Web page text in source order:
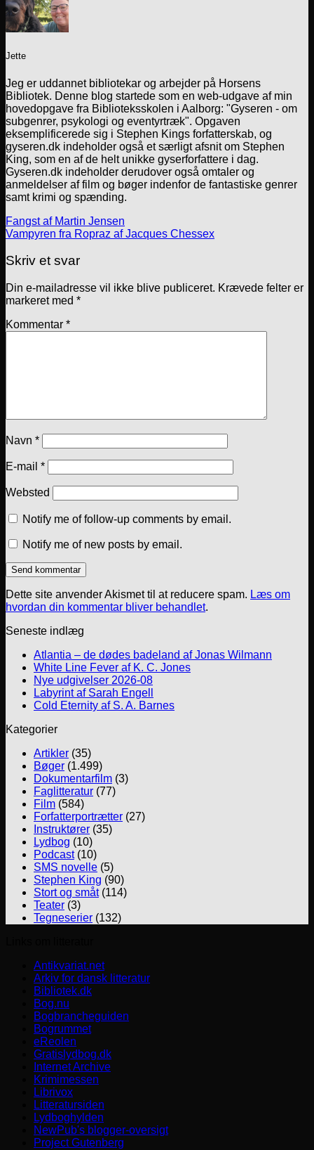
Jette
Jeg er uddannet bibliotekar og arbejder på Horsens
Bibliotek. Denne blog startede som en web-udgave af min
hovedopgave fra Biblioteksskolen i Aalborg: "Gyseren - om
subgenrer, psykologi og eventyrtræk". Opgaven
eksemplificerede sig i Stephen Kings forfatterskab, og
gyseren.dk indeholder også et særligt afsnit om Stephen
King, som en af de helt unikke gyserforfattere i dag.
Gyseren.dk indeholder derudover også omtaler og
anmeldelser af film og bøger indenfor de fantastiske genrer
samt krimi og spænding.
Fangst af Martin Jensen
Vampyren fra Ropraz af Jacques Chessex
Skriv et svar
Din e-mailadresse vil ikke blive publiceret. Krævede felter er
markeret med *
Kommentar *
Navn *
E-mail *
Websted
Notify me of follow-up comments by email.
Notify me of new posts by email.
Dette site anvender Akismet til at reducere spam. Læs om
hvordan din kommentar bliver behandlet.
Seneste indlæg
Atlantia – de dødes badeland af Jonas Wilmann
White Line Fever af K. C. Jones
Nye udgivelser 2026-08
Labyrint af Sarah Engell
Cold Eternity af S. A. Barnes
Kategorier
Artikler (35)
Bøger (1.499)
Dokumentarfilm (3)
Faglitteratur (77)
Film (584)
Forfatterportrætter (27)
Instruktører (35)
Lydbog (10)
Podcast(10)
SMS novelle (5)
Stephen King (90)
Stort og småt(114)
Teater (3)
Tegneserier (132)
Antikvariat.net
Arkiv for dansk litteratur
Bibliotek.dk
Bog.nu
Bogbrancheguiden
Bogrummet
eReolen
Gratislydbog.dk
Internet Archive
Krimimessen
Librivox
Litteratursiden
Lydboghylden
NewPub's blogger-oversigt
Project Gutenberg